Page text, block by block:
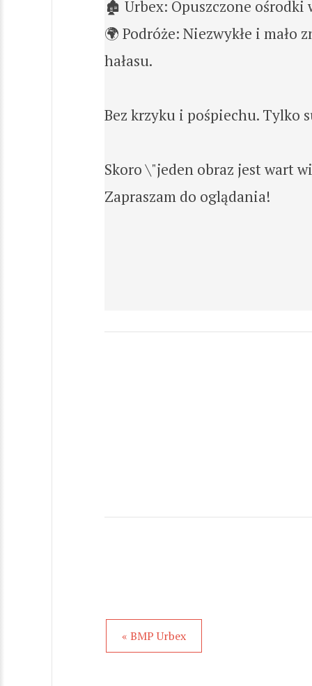
🏚️ Urbex: Opuszczone ośrodki
🌍 Podróże: Niezwykłe i mało
hałasu.
Bez krzyku i pośpiechu. Tylko
Skoro \"jeden obraz jest wart
Zapraszam do oglądania!
« BMP Urbex